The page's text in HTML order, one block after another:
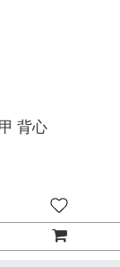
背心